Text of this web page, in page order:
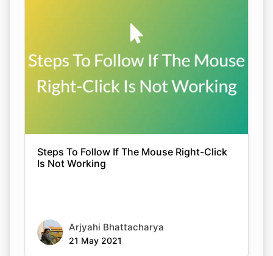
Steps To Follow If The Mouse Right-Click
Is Not Working
Arjyahi Bhattacharya
21 May 2021